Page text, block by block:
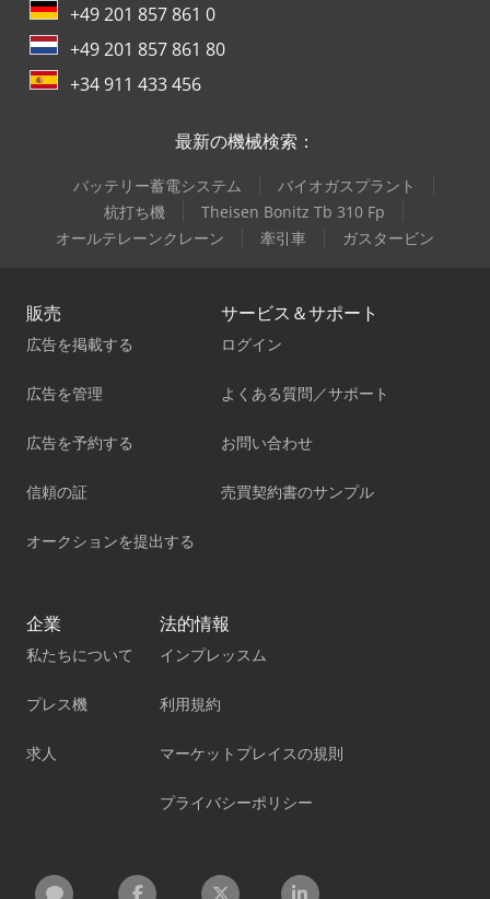
+49 201 857 861 0
+49 201 857 861 80
+34 911 433 456
最新の機械検索：
バッテリー蓄電システム
バイオガスプラント
杭打ち機
Theisen Bonitz Tb 310 Fp
オールテレーンクレーン
牽引車 ガスタービン
販売
広告を掲載する
広告を管理
広告を予約する
信頼の証
オークションを提出する
サービス＆サポート
ログイン
よくある質問／サポート
お問い合わせ
売買契約書のサンプル
企業
私たちについて
プレス機
求人
法的情報
インプレッスム
利用規約
マーケットプレイスの規則
プライバシーポリシー